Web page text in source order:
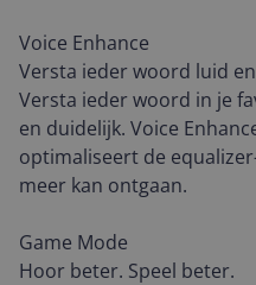
Voice Enhance
Versta ieder woord luid
Versta ieder woord in je
en duidelijk. Voice
optimaliseert de
meer kan ontgaan.
Game Mode
Hoor beter. Speel beter.